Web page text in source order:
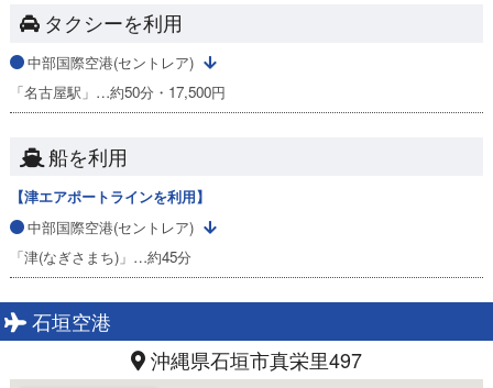
タクシーを利用
中部国際空港(セントレア)
「名古屋駅」…約50分・17,500円
船を利用
【津エアポートラインを利用】
中部国際空港(セントレア)
「津(なぎさまち)」…約45分
石垣空港
沖縄県石垣市真栄里497